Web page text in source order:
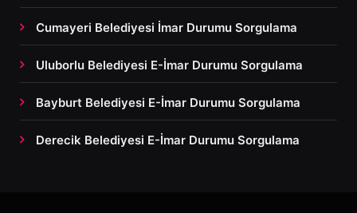
Cumayeri Belediyesi İmar Durumu Sorgulama
Uluborlu Belediyesi E-İmar Durumu Sorgulama
Bayburt Belediyesi E-İmar Durumu Sorgulama
Derecik Belediyesi E-İmar Durumu Sorgulama